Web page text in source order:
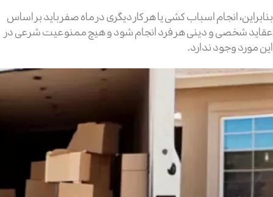
بنابراین، انجام اسباب کشی یا هر کار دیگری در ماه صفر باید بر اساس
عقاید شخصی و دینی هر فرد انجام شود و هیچ ممنوعیت شرعی در
این مورد وجود ندارد.